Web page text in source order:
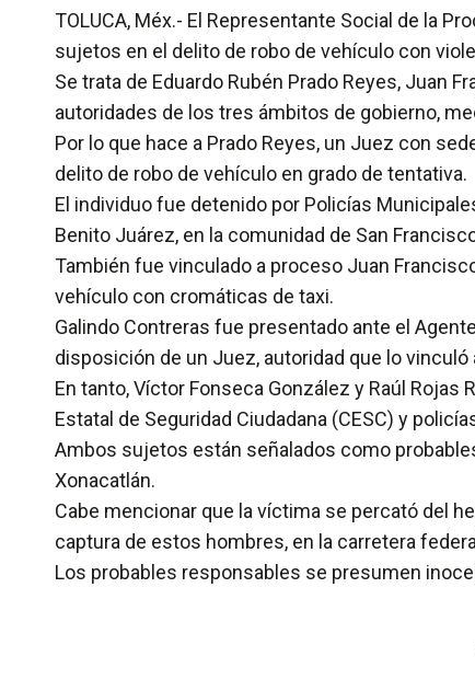
TOLUCA, Méx.- El Representante Social de la
sujetos en el delito de robo de vehículo con
Se trata de Eduardo Rubén Prado Reyes, Juan
autoridades de los tres ámbitos de gobierno,
Por lo que hace a Prado Reyes, un Juez con
delito de robo de vehículo en grado de tentativa.
El individuo fue detenido por Policías
Benito Juárez, en la comunidad de San
También fue vinculado a proceso Juan
vehículo con cromáticas de taxi.
Galindo Contreras fue presentado ante el
disposición de un Juez, autoridad que lo
En tanto, Víctor Fonseca González y Raúl
Estatal de Seguridad Ciudadana (CESC) y
Ambos sujetos están señalados como
Xonacatlán.
Cabe mencionar que la víctima se percató del
captura de estos hombres, en la carretera
Los probables responsables se presumen